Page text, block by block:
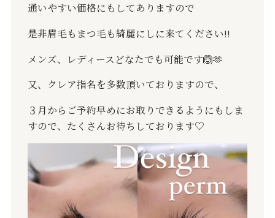
通いやすい価格にもしてありますので
是非眉毛もまつ毛も綺麗にしに来てください‼️
メンズ、レディースどなたでも可能です🙆🫶
又、クレア指名を多数頂いておりますので、
３月からご予約早めにお取りできるようにもしま
すので、たくさんお待ちしております♡